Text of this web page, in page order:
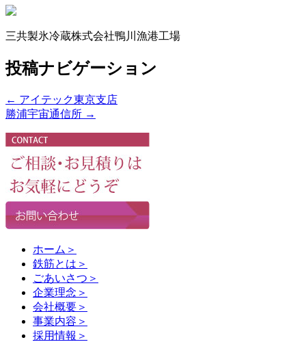
三共製氷冷蔵株式会社鴨川漁港工場
投稿ナビゲーション
← アイテック東京支店
勝浦宇宙通信所 →
ホーム ＞
鉄筋とは ＞
ごあいさつ ＞
企業理念 ＞
会社概要 ＞
事業内容 ＞
採用情報 ＞